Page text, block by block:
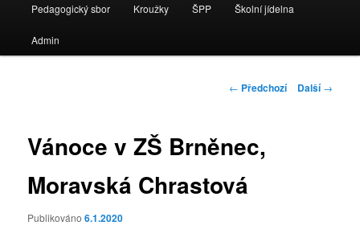
Pedagogický sbor Kroužky ŠPP Školní jídelna
Admin
Navigace
← Předchozí Další→
Vánoce v ZŠ Brněnec,
Moravská Chrastová
Publikováno6.1.2020